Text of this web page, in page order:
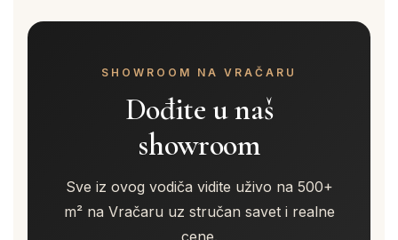
SHOWROOM NA VRAČARU
Dođite u naš
showroom
Sve iz ovog vodiča vidite uživo na 500+
m² na Vračaru uz stručan savet i realne